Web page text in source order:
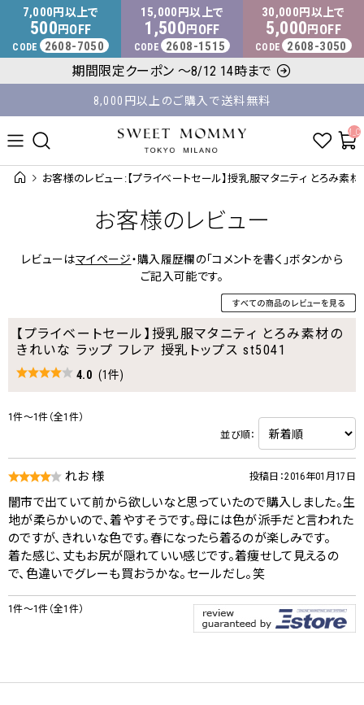
マタニティウェア・授乳服のスウィートマミー
7,000円以上で
500円OFF
CODE 2608-7050
15,000 円以上で
1,500 円 OFF
CODE 2608-1515
30,000 円以上で
5,000 円 OFF
CODE 2608-3050
期間限定クーポン ～8/12 14時まで
平日14時 / 土日祝12時まで のご注文で当日出荷！
8,000円以上のご購入で送料無料
お客様のレビュー:【プライベートセール】授乳服マタニティ とろみ素
お客様のレビュー
レビューはマイページ・購入履歴欄の「コメントを書く」ボタンから
ご記入可能です。
【プライベートセール】授乳服マタニティ とろみ素材の
きれいな ラップ フレア 授乳トップス st5041
4.0 (1件)
1件～1件（全1件）
並び順：
れお 様 投稿日：2016年01月17日
闇市で出ていて前から欲しいなと思っていたので購入しました。生
地が柔らかいので、着やすそうです。母には色が派手だと言われた
のですが、きれいな色です。春になったら着るのが楽しみです。
着た感じ、丈もお尻が隠れていい感じです。着痩せして見えるの
で、色違いでグレーも買おうかな。セールだし。笑
1件～1件（全1件）